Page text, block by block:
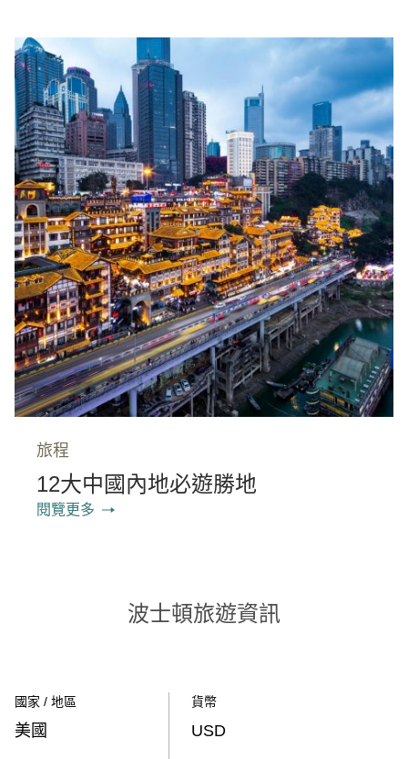
旅程
12大中國內地必遊勝地
閱覽更多
波士頓旅遊資訊
國家 / 地區
美國
貨幣
USD